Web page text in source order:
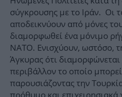
σύγκρουσης με το Ιράν. Οι
αποδεικνύουν από μόνες
διαμορφωθεί ένα μόνιμο
ΝΑΤΟ. Ενισχύουν, ωστόσο,
Άγκυρας ότι διαμορφώνεται
περιβάλλον το οποίο
παρουσιάζοντας την